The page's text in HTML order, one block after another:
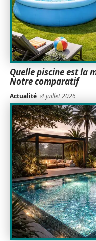
Quelle piscine est la
Notre comparatif
Actualité 4 juillet 2026